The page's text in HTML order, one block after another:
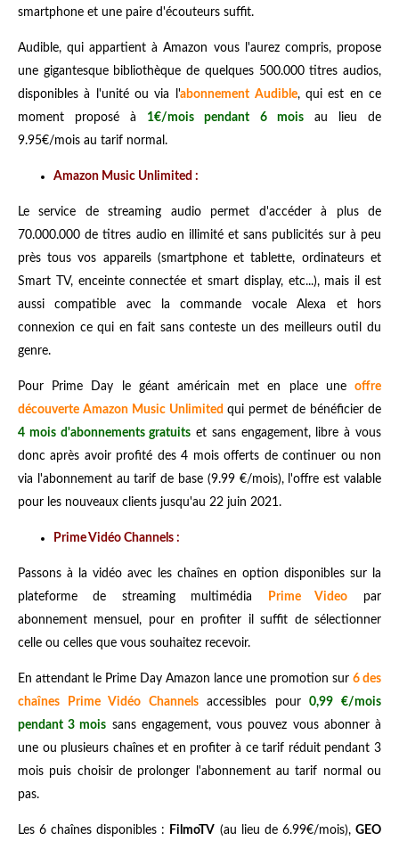
smartphone et une paire d'écouteurs suffit.
Audible, qui appartient à Amazon vous l'aurez compris, propose
une gigantesque bibliothèque de quelques 500.000 titres audios,
disponibles à l'unité ou via l'abonnement Audible, qui est en ce
moment proposé à 1€/mois pendant 6 moisau lieu de
9.95€/mois au tarif normal.
Amazon Music Unlimited :
Le service de streaming audio permet d'accéder à plus de
70.000.000 de titres audio en illimité et sans publicités sur à peu
près tous vos appareils (smartphone et tablette, ordinateurs et
Smart TV, enceinte connectée et smart display, etc...), mais il est
aussi compatible avec la commande vocale Alexa et hors
connexion ce qui en fait sans conteste un des meilleurs outil du
genre.
Pour Prime Day le géant américain met en place une offre
découverte Amazon Music Unlimited qui permet de bénéficier de
4 mois d'abonnements gratuits et sans engagement, libre à vous
donc après avoir profité des 4 mois offerts de continuer ou non
via l'abonnement au tarif de base (9.99 €/mois), l'offre est valable
pour les nouveaux clients jusqu'au 22 juin 2021.
Prime Vidéo Channels :
Passons à la vidéo avec les chaînes en option disponibles sur la
plateforme de streaming multimédia
Prime Video par
abonnement mensuel, pour en profiter il suffit de sélectionner
celle ou celles que vous souhaitez recevoir.
En attendant le Prime Day Amazon lance une promotion sur 6 des
chaînes Prime Vidéo Channels
accessibles pour 0,99 €/mois
pendant 3 mois sans engagement, vous pouvez vous abonner à
une ou plusieurs chaînes et en profiter à ce tarif réduit pendant 3
mois puis choisir de prolonger l'abonnement au tarif normal ou
pas.
Les 6 chaînes disponibles : FilmoTV (au lieu de 6.99€/mois), GEO